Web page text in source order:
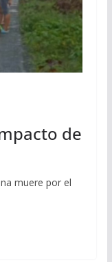
de
muere por el